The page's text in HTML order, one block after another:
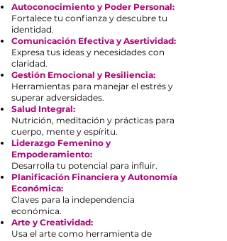
Autoconocimiento y Poder Personal:
Fortalece tu confianza y descubre tu
identidad.
Comunicación Efectiva y Asertividad:
Expresa tus ideas y necesidades con
claridad.
Gestión Emocional y Resiliencia:
Herramientas para manejar el estrés y
superar adversidades.
Salud Integral:
Nutrición, meditación y prácticas para
cuerpo, mente y espíritu.
Liderazgo Femenino y
Empoderamiento:
Desarrolla tu potencial para influir.
Planificación Financiera y Autonomía
Económica:
Claves para la independencia
económica.
Arte y Creatividad:
Usa el arte como herramienta de